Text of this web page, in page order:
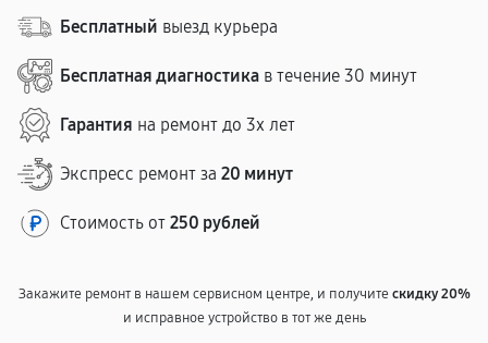
Бесплатный выезд курьера
Бесплатная диагностика в течение 30 минут
Гарантия на ремонт до 3х лет
Экспресс ремонт за 20 минут
Стоимость от 250 рублей
Закажите ремонт в нашем сервисном центре, и получитескидку 20%
и исправное устройство в тот же день